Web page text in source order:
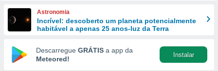
e
forma
digital
Astronomia
Incrível: descoberto um planeta potencialmente
habitável a apenas 25 anos-luz da Terra
Descarregue GRÁTIS a app da
Meteored!
Instalar